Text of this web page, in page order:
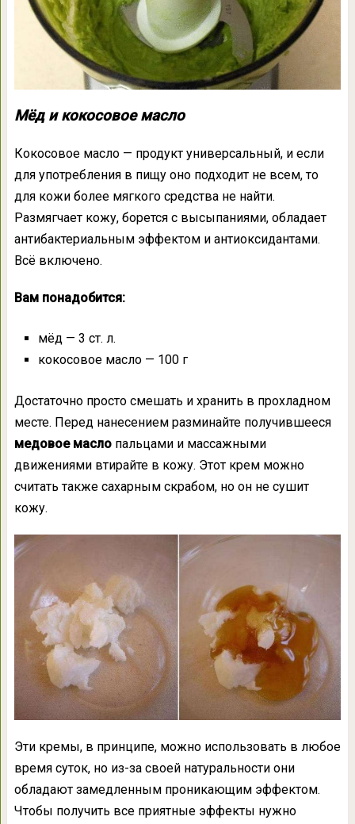
Мёд и кокосовое масло
Кокосовое масло — продукт универсальный, и если
для употребления в пищу оно подходит не всем, то
для кожи более мягкого средства не найти.
Размягчает кожу, борется с высыпаниями, обладает
антибактериальным эффектом и антиоксидантами.
Всё включено.
Вам понадобится:
мёд — 3 ст. л.
кокосовое масло — 100 г
Достаточно просто смешать и хранить в прохладном
месте. Перед нанесением разминайте получившееся
медовое маслопальцами и массажными
движениями втирайте в кожу. Этот крем можно
считать также сахарным скрабом, но он не сушит
кожу.
Эти кремы, в принципе, можно использовать в любое
время суток, но из-за своей натуральности они
обладают замедленным проникающим эффектом.
Чтобы получить все приятные эффекты нужно